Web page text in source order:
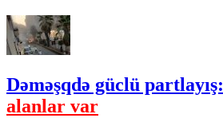
Dəməşqdə güclü partlayış:
alanlar var